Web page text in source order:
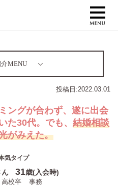
MENU
投稿日:2022.03.01
ングが合わず、遂に出会
た30代。でも、 結婚相談
がみえた。
気タイプ
ん 31歳(入会時)
高校卒 事務